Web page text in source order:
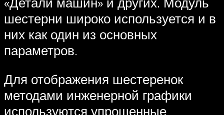
шестерни широко используется и в
них как один из основных
параметров.
Для отображения шестеренок
методами инженерной графики
используются упрощенные